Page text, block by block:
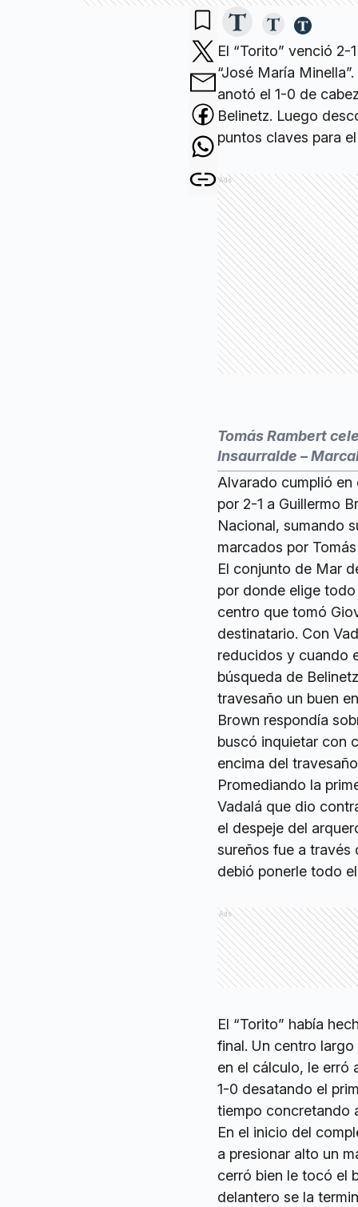
El “Torito” venció
“José María
anotó el 1-0 de
Belinetz. Luego
puntos claves para
Ads
Tomás Rambert
Insaurralde –
Alvarado cumplió en
por 2-1 a Guillermo
Nacional, sumando
marcados por
El conjunto de Mar
por donde elige
centro que tomó
destinatario. Con
reducidos y cuando
búsqueda de
travesaño un buen
Brown respondía
buscó inquietar con
encima del
Promediando la
Vadalá que dio
el despeje del
sureños fue a través
debió ponerle todo
Ads
El “Torito” había
final. Un centro
en el cálculo, le erró
1-0 desatando el
tiempo concretando
En el inicio del
a presionar alto un
cerró bien le tocó el
delantero se la